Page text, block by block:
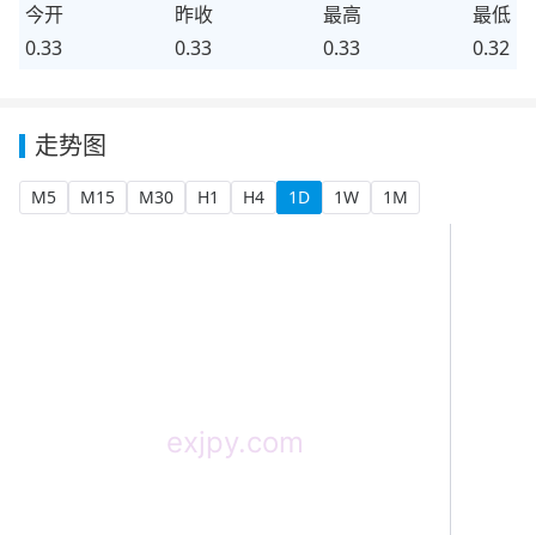
今开
0.33
昨收
0.33
最高
0.33
最低
0.32
走势图
M5 M15 M30 H1 H4 1D 1W 1M